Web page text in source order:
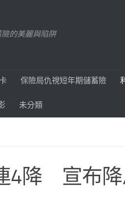
的美麗與陷阱
保險局仇視短年期儲蓄險
未分類
4降 宣布降